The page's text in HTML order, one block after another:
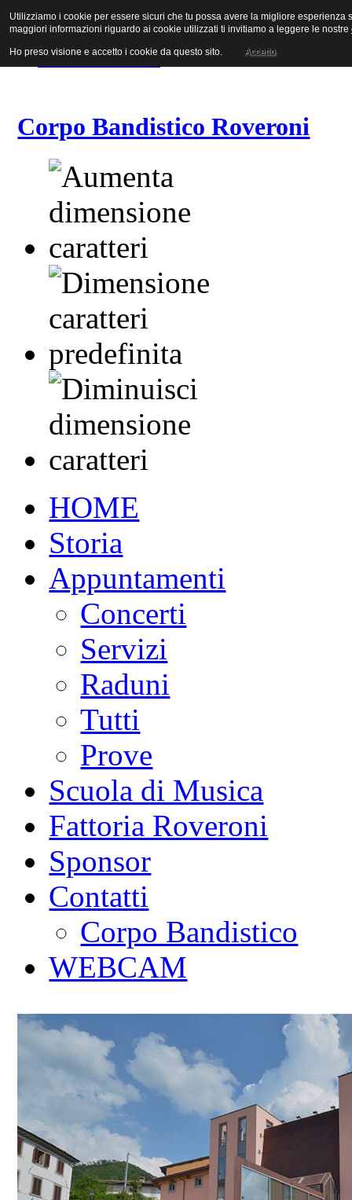
Vai al contenuto
Vai alla navigazione principale
Vai alla prima colonna
Corpo Bandistico Roveroni
HOME
Storia
Appuntamenti
Concerti
Servizi
Raduni
Tutti
Prove
Scuola di Musica
Fattoria Roveroni
Sponsor
Contatti
Corpo Bandistico
WEBCAM
Utilizziamo i cookie per essere sicuri che tu possa avere la migliore
maggiori informazioni riguardo ai cookie utilizzati ti invitiamo a leggere le nostre
Ho preso visione e accetto i cookie da questo sito. Accetto